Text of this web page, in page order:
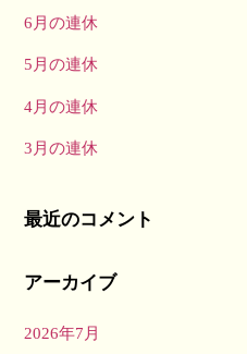
6月の連休
5月の連休
4月の連休
3月の連休
最近のコメント
アーカイブ
2026年7月